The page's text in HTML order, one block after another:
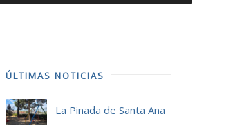
ÚLTIMAS NOTICIAS
La Pinada de Santa Ana